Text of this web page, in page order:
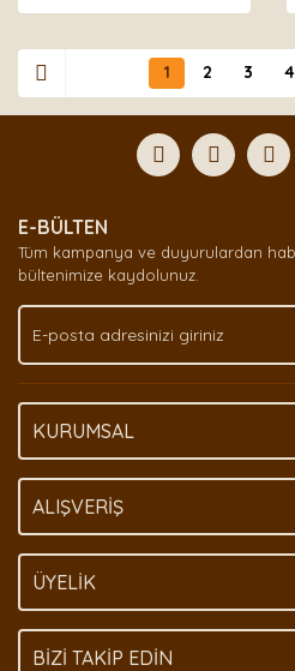
1 2 3 4
E-BÜLTEN
Tüm kampanya ve duyurulardan
bültenimize kaydolunuz.
KURUMSAL
ALIŞVERİŞ
ÜYELİK
BİZİ TAKİP EDİN